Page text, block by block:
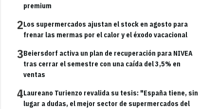
premium
2Los supermercados ajustan el stock en agosto para
frenar las mermas por el calor y el éxodo vacacional
3Beiersdorf activa un plan de recuperación para NIVEA
tras cerrar el semestre con una caída del 3,5% en
ventas
4Laureano Turienzo revalida su tesis: "España tiene, sin
lugar a dudas, el mejor sector de supermercados del